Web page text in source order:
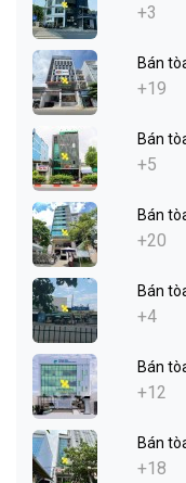
+3
Bán
+19
Bán
+5
Bán
+20
Bán
+4
Bán
+12
Bán
+18